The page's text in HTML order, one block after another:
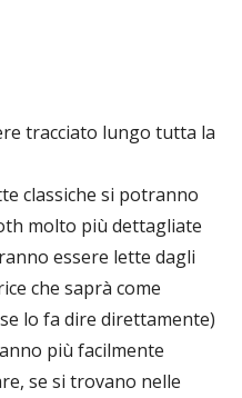
tracciato lungo tutta la
classiche si potranno
molto più dettagliate
essere lette dagli
che saprà come
lo fa dire direttamente)
più facilmente
se si trovano nelle